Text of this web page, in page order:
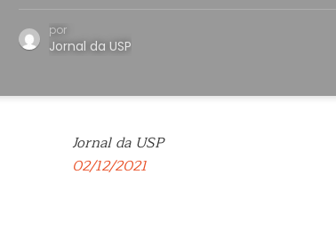
por
Jornal da USP
Jornal da USP
02/12/2021